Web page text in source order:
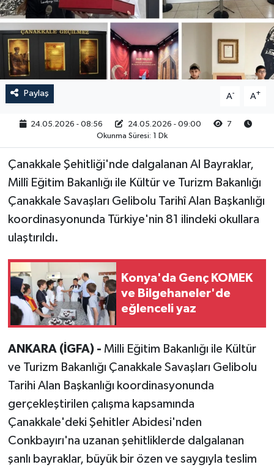
Paylaş A- A+
24.05.2026 - 08:56 24.05.2026 - 09:00
7
Okunma Süresi: 1 Dk
Çanakkale Şehitliği'nde dalgalanan Al Bayraklar,
Millî Eğitim Bakanlığı ile Kültür ve Turizm Bakanlığı
Çanakkale Savaşları Gelibolu Tarihî Alan Başkanlığı
koordinasyonunda Türkiye'nin 81 ilindeki okullara
ulaştırıldı.
Konya'da Genç KOMEK
ve Bilgehaneler'de
eğlenceli yaz
ANKARA (İGFA) - Milli Eğitim Bakanlığı ile Kültür
ve Turizm Bakanlığı Çanakkale Savaşları Gelibolu
Tarihi Alan Başkanlığı koordinasyonunda
gerçekleştirilen çalışma kapsamında
Çanakkale'deki Şehitler Abidesi'nden
Conkbayırı'na uzanan şehitliklerde dalgalanan
şanlı bayraklar, büyük bir özen ve saygıyla teslim
RESMİ İLAN